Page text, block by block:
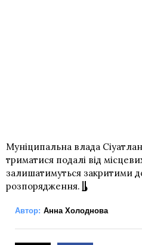
Муніципальна влада
триматися подалі від
залишатимуться закритими
розпорядження.
Автор: Анна Холоднова